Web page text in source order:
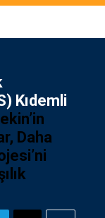
Kıdemli
Daha